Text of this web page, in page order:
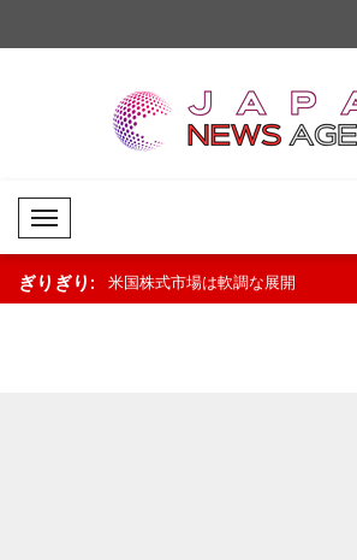
Mobil Menü
ぎりぎり:
の展開.. 米国株式市場は軟調な展開